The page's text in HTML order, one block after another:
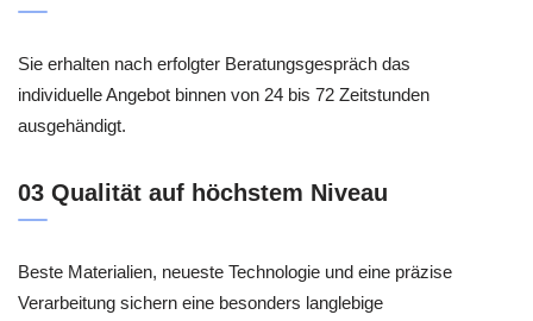
Sie erhalten nach erfolgter Beratungsgespräch das
individuelle Angebot binnen von 24 bis 72 Zeitstunden
ausgehändigt.
03 Qualität auf höchstem Niveau
Beste Materialien, neueste Technologie und eine präzise
Verarbeitung sichern eine besonders langlebige